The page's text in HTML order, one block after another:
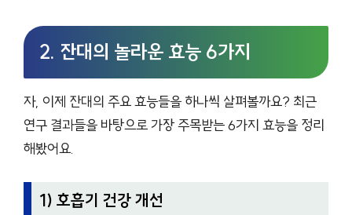
2. 잔대의 놀라운 효능 6가지
자, 이제 잔대의 주요 효능들을 하나씩 살펴볼까요? 최근
연구 결과들을 바탕으로 가장 주목받는 6가지 효능을 정리
해봤어요.
1) 호흡기 건강 개선